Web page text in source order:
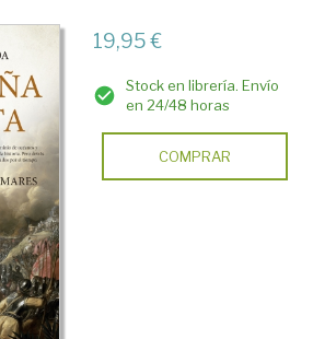
19,95 €
Stock en librería. Envío
en 24/48 horas
COMPRAR